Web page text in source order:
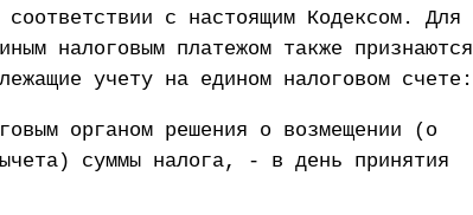
с настоящим Кодексом. Для
налоговым платежом также признаются
учету на едином налоговом счете:
органом решения о возмещении (о
суммы налога, - в день принятия